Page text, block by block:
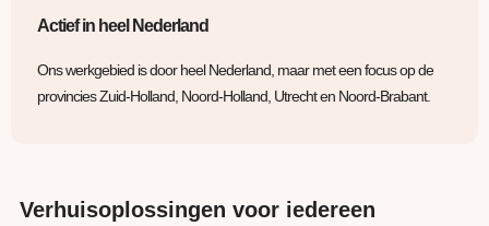
Actief in heel Nederland
Ons werkgebied is door heel Nederland, maar met een focus op de
provincies Zuid-Holland, Noord-Holland, Utrecht en Noord-Brabant.
Verhuisoplossingen voor iedereen